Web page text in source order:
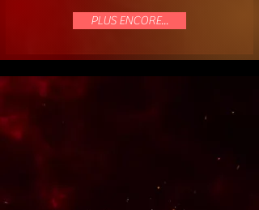
PLUS ENCORE...